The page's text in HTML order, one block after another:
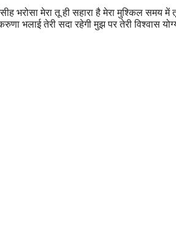
भरोसा मेरा तू ही सहारा है मेरा मुश्किल समय में
भलाई तेरी सदा रहेगी मुझ पर तेरी विश्वास